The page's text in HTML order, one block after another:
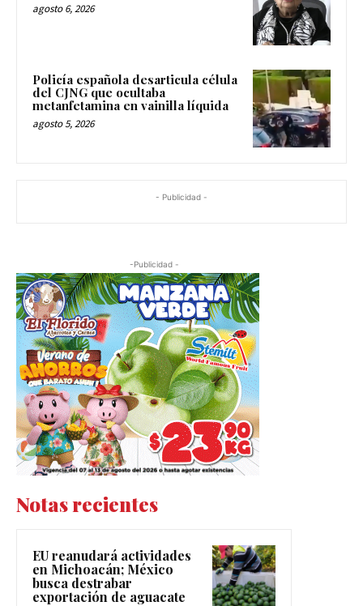
agosto 6, 2026
Policía española desarticula célula
del CJNG que ocultaba
metanfetamina en vainilla líquida
agosto 5, 2026
- Publicidad -
-Publicidad -
Notas recientes
EU reanudará actividades
en Michoacán; México
busca destrabar
exportación de aguacate